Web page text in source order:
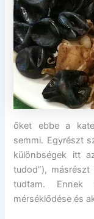
őket ebbe a
semmi. Egyrészt
különbségek itt
tudod”),
tudtam. Ennek
mérséklődése és